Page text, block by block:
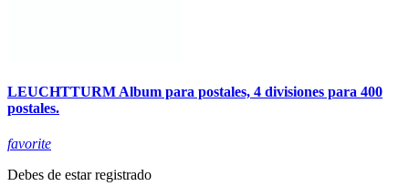
LEUCHTTURM Album para postales, 4 divisiones para 400
postales.
favorite
Debes de estar registrado